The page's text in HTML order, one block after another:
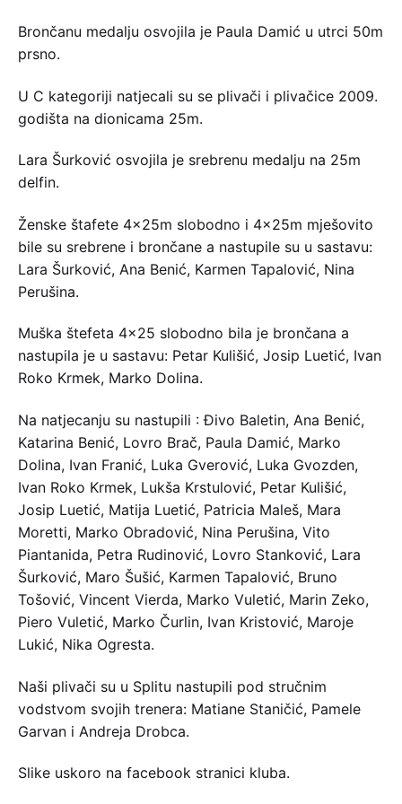
Brončanu medalju osvojila je Paula Damić u utrci 50m
prsno.
U C kategoriji natjecali su se plivači i plivačice 2009.
godišta na dionicama 25m.
Lara Šurković osvojila je srebrenu medalju na 25m
delfin.
Ženske štafete 4x25m slobodno i 4x25m mješovito
bile su srebrene i brončane a nastupile su u sastavu:
Lara Šurković, Ana Benić, Karmen Tapalović, Nina
Perušina.
Muška štefeta 4×25 slobodno bila je brončana a
nastupila je u sastavu: Petar Kulišić, Josip Luetić, Ivan
Roko Krmek, Marko Dolina.
Na natjecanju su nastupili : Đivo Baletin, Ana Benić,
Katarina Benić, Lovro Brač, Paula Damić, Marko
Dolina, Ivan Franić, Luka Gverović, Luka Gvozden,
Ivan Roko Krmek, Lukša Krstulović, Petar Kulišić,
Josip Luetić, Matija Luetić, Patricia Maleš, Mara
Moretti, Marko Obradović, Nina Perušina, Vito
Piantanida, Petra Rudinović, Lovro Stanković, Lara
Šurković, Maro Šušić, Karmen Tapalović, Bruno
Tošović, Vincent Vierda, Marko Vuletić, Marin Zeko,
Piero Vuletić, Marko Čurlin, Ivan Kristović, Maroje
Lukić, Nika Ogresta.
Naši plivači su u Splitu nastupili pod stručnim
vodstvom svojih trenera: Matiane Staničić, Pamele
Garvan i Andreja Drobca.
Slike uskoro na facebook stranici kluba.